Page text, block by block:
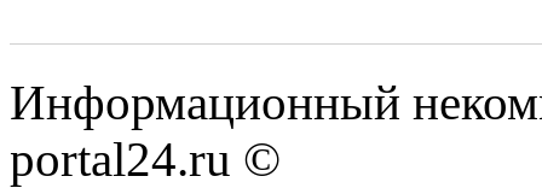
Информационный
portal24.ru ©